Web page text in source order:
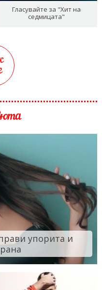
Гласувайте за "Хит на
седмицата"
упорита и